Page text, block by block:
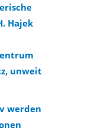
Hajek
unweit
werden